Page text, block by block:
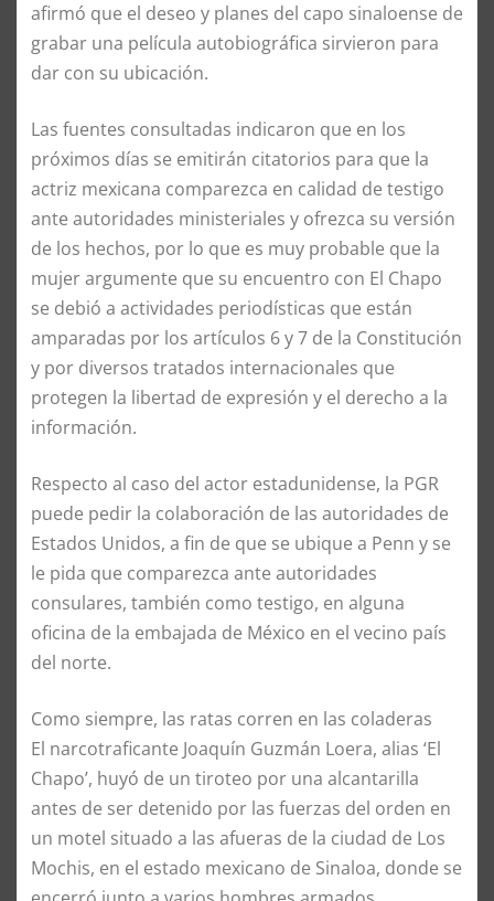
afirmó que el deseo y planes del capo sinaloense de
grabar una película autobiográfica sirvieron para
dar con su ubicación.
Las fuentes consultadas indicaron que en los
próximos días se emitirán citatorios para que la
actriz mexicana comparezca en calidad de testigo
ante autoridades ministeriales y ofrezca su versión
de los hechos, por lo que es muy probable que la
mujer argumente que su encuentro con El Chapo
se debió a actividades periodísticas que están
amparadas por los artículos 6 y 7 de la Constitución
y por diversos tratados internacionales que
protegen la libertad de expresión y el derecho a la
información.
Respecto al caso del actor estadunidense, la PGR
puede pedir la colaboración de las autoridades de
Estados Unidos, a fin de que se ubique a Penn y se
le pida que comparezca ante autoridades
consulares, también como testigo, en alguna
oficina de la embajada de México en el vecino país
del norte.
Como siempre, las ratas corren en las coladeras
El narcotraficante Joaquín Guzmán Loera, alias ‘El
Chapo’, huyó de un tiroteo por una alcantarilla
antes de ser detenido por las fuerzas del orden en
un motel situado a las afueras de la ciudad de Los
Mochis, en el estado mexicano de Sinaloa, donde se